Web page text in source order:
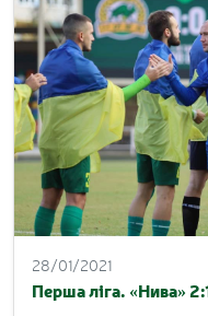
28/01/2021
Перша ліга. «Нива»